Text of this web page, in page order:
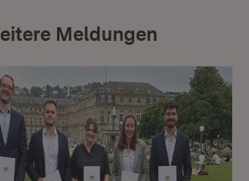
Meldungen